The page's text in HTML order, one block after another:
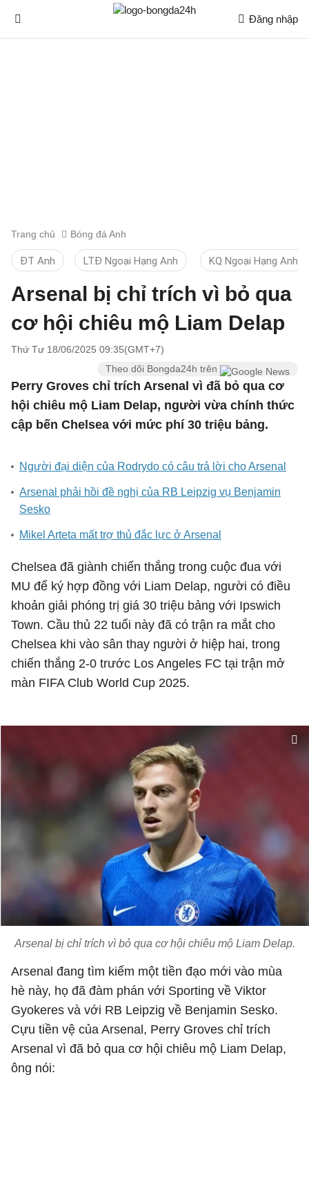
Đăng nhập
Trang chủ Bóng đá Anh
ĐT Anh LTĐ Ngoại Hạng Anh KQ Ngoại Hạng Anh
Arsenal bị chỉ trích vì bỏ qua
cơ hội chiêu mộ Liam Delap
Thứ Tư 18/06/2025 09:35(GMT+7)
Theo dõi Bongda24h trên
Perry Groves chỉ trích Arsenal vì đã bỏ qua cơ
hội chiêu mộ Liam Delap, người vừa chính thức
cập bến Chelsea với mức phí 30 triệu bảng.
Người đại diện của Rodrydo có câu trả lời cho Arsenal
Arsenal phải hồi đề nghị của RB Leipzig vụ Benjamin
Sesko
Mikel Arteta mất trợ thủ đắc lực ở Arsenal
Chelsea đã giành chiến thắng trong cuộc đua với
MU để ký hợp đồng với Liam Delap, người có điều
khoản giải phóng trị giá 30 triệu bảng với Ipswich
Town. Cầu thủ 22 tuổi này đã có trận ra mắt cho
Chelsea khi vào sân thay người ở hiệp hai, trong
chiến thắng 2-0 trước Los Angeles FC tại trận mở
màn FIFA Club World Cup 2025.
Arsenal bị chỉ trích vì bỏ qua cơ hội chiêu mộ Liam Delap.
Arsenal đang tìm kiếm một tiền đạo mới vào mùa
hè này, họ đã đàm phán với Sporting về Viktor
Gyokeres và với RB Leipzig về Benjamin Sesko.
Cựu tiền vệ của Arsenal, Perry Groves chỉ trích
Arsenal vì đã bỏ qua cơ hội chiêu mộ Liam Delap,
ông nói: